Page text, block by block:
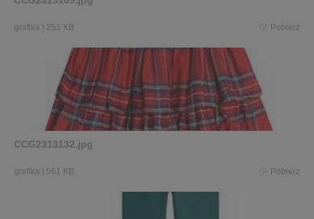
grafika 251 KB Pobierz
CCG2313132.jpg
grafika 561 KB Pobierz